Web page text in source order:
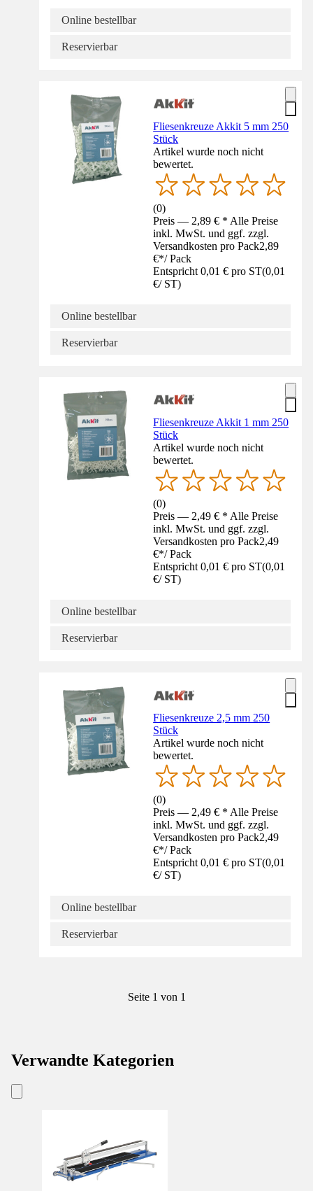
Online bestellbar
Reservierbar
Fliesenkreuze Akkit 5 mm 250
Stück
Artikel wurde noch nicht
bewertet.
(0)
Preis — 2,89 € * Alle Preise
inkl. MwSt. und ggf. zzgl.
Versandkosten pro Pack2,89
€*/ Pack
Entspricht 0,01 € pro ST(0,01
€/ ST)
Online bestellbar
Reservierbar
Fliesenkreuze Akkit 1 mm 250
Stück
Artikel wurde noch nicht
bewertet.
(0)
Preis — 2,49 € * Alle Preise
inkl. MwSt. und ggf. zzgl.
Versandkosten pro Pack2,49
€*/ Pack
Entspricht 0,01 € pro ST(0,01
€/ ST)
Online bestellbar
Reservierbar
Fliesenkreuze 2,5 mm 250
Stück
Artikel wurde noch nicht
bewertet.
(0)
Preis — 2,49 € * Alle Preise
inkl. MwSt. und ggf. zzgl.
Versandkosten pro Pack2,49
€*/ Pack
Entspricht 0,01 € pro ST(0,01
€/ ST)
Online bestellbar
Reservierbar
Seite 1 von 1
Verwandte Kategorien